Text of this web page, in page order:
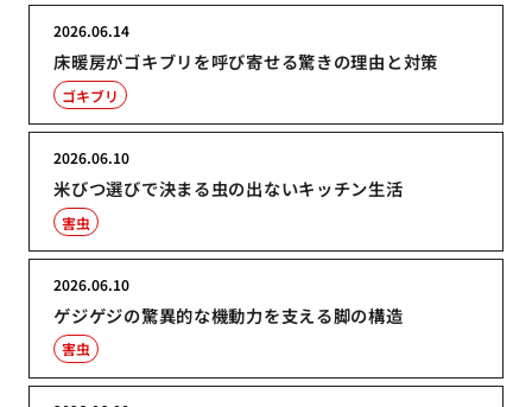
床暖房がゴキブリを呼び寄せる驚きの理由と対策
2026.06.14
ゴキブリ
米びつ選びで決まる虫の出ないキッチン生活
2026.06.10
害虫
ゲジゲジの驚異的な機動力を支える脚の構造
2026.06.10
害虫